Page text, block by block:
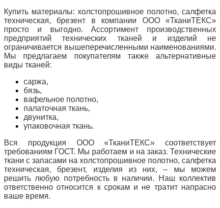
Купить материалы: холстопрошивное полотно, салфетка
техническая, брезент в компании ООО «ТканиТЕКС»
просто и выгодно.Ассортимент производственных
предприятий технических тканей и изделий не
ограничивается вышеперечисленными наименованиями.
Мы предлагаем покупателям также альтернативные
виды тканей:
саржа,
бязь,
вафельное полотно,
палаточная ткань,
двунитка,
упаковочная ткань.
Вся продукция ООО «ТканиТЕКС» соответствует
требованиям ГОСТ. Мы работаем и на заказ.Технические
ткани с запасами на холстопрошивное полотно, салфетка
техническая, брезент, изделия из них, – мы можем
решить любую потребность в наличии.
Наш коллектив
ответственно относится к срокам и не тратит напрасно
ваше время.